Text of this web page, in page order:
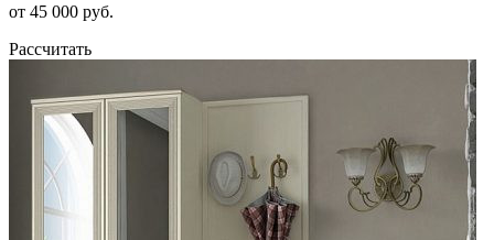
от 45 000 руб.
Рассчитать